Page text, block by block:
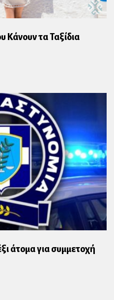
Κάνουν τα Ταξίδια
άτομα για συμμετοχή